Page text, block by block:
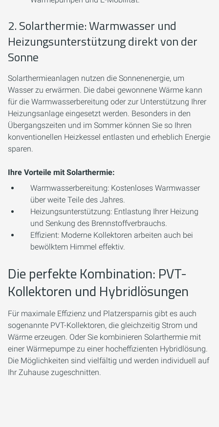
2. Solarthermie: Warmwasser und
Heizungsunterstützung direkt von der
Sonne
Solarthermieanlagen nutzen die Sonnenenergie, um
Wasser zu erwärmen. Die dabei gewonnene Wärme kann
für die Warmwasserbereitung oder zur Unterstützung Ihrer
Heizungsanlage eingesetzt werden. Besonders in den
Übergangszeiten und im Sommer können Sie so Ihren
konventionellen Heizkessel entlasten und erheblich Energie
sparen.
Ihre Vorteile mit Solarthermie:
Warmwasserbereitung: Kostenloses Warmwasser
über weite Teile des Jahres.
Heizungsunterstützung: Entlastung Ihrer Heizung
und Senkung des Brennstoffverbrauchs.
Effizient: Moderne Kollektoren arbeiten auch bei
bewölktem Himmel effektiv.
Die perfekte Kombination: PVT-
Kollektoren und Hybridlösungen
Für maximale Effizienz und Platzersparnis gibt es auch
sogenannte PVT-Kollektoren, die gleichzeitig Strom und
Wärme erzeugen. Oder Sie kombinieren Solarthermie mit
einer Wärmepumpe zu einer hocheffizienten Hybridlösung.
Die Möglichkeiten sind vielfältig und werden individuell auf
Ihr Zuhause zugeschnitten.